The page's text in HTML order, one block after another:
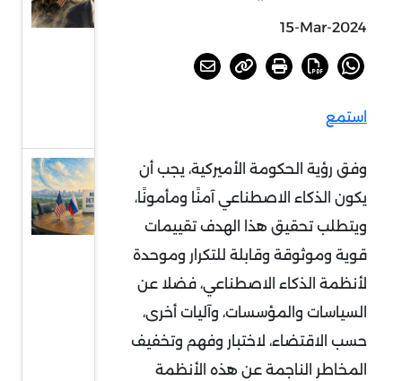
15-Mar-2024
استمع
وفق رؤية الحكومة الأميركية، يجب أن
يكون الذكاء الاصطناعي آمنًا ومأمونًا،
ويتطلب تحقيق هذا الهدف تقييمات
قوية وموثوقة وقابلة للتكرار وموحدة
لأنظمة الذكاء الاصطناعي، فضلا عن
السياسات والمؤسسات، وآليات أخرى،
حسب الاقتضاء، لاختبار وفهم وتخفيف
المخاطر الناجمة عن هذه الأنظمة
عودة
الحديث
عن
الردع
النووي
إلى
واجهة
السياسة